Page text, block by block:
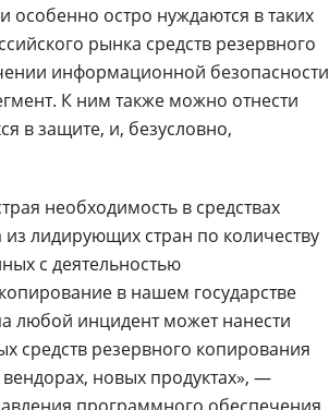
особенно остро нуждаются в таких
рынка средств резервного
информационной безопасности
К ним также можно отнести
в защите, и, безусловно,
необходимость в средствах
лидирующих стран по количеству
с деятельностью
в нашем государстве
любой инцидент может нанести
средств резервного копирования
новых продуктах», —